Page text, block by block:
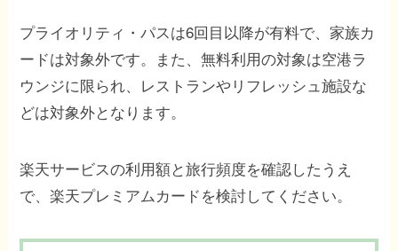
プライオリティ・パスは6回目以降が有料で、家族カ
ードは対象外です。また、無料利用の対象は空港ラ
ウンジに限られ、レストランやリフレッシュ施設な
どは対象外となります。
楽天サービスの利用額と旅行頻度を確認したうえ
で、楽天プレミアムカードを検討してください。